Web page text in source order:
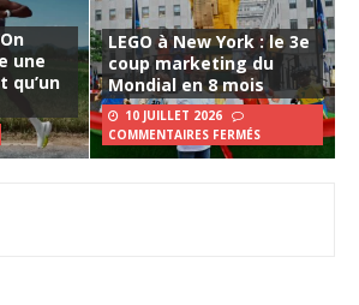
une
qu’un
LEGO à New York : le 3e
coup marketing du
Mondial en 8 mois
10 JUILLET 2026
COMMENTAIRES FERMÉS